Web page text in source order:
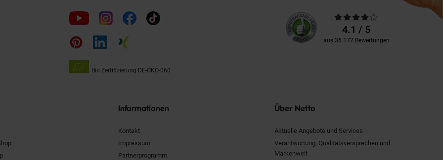
Folge
uns
auf
Bio Zertifizierung DE-ÖKO-060
Unsere
Kundenbewertungen
Durchschnittliche
Bewertungen4.1 / 5
aus 36.172 Bewertungen
Informationen
Kontakt
Impressum
Partnerprogramm
Über Netto
Aktuelle Angebote und Services
Verantwortung, Qualitätsversprechen und
Markenwelt